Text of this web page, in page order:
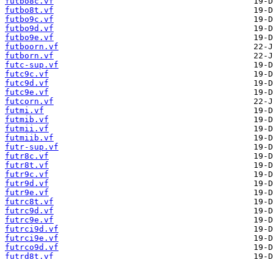
futbo8t.vf
futbo9c.vf
futbo9d.vf
futbo9e.vf
futboorn.vf
futborn.vf
futc-sup.vf
futc9c.vf
futc9d.vf
futc9e.vf
futcorn.vf
futmi.vf
futmib.vf
futmii.vf
futmiib.vf
futr-sup.vf
futr8c.vf
futr8t.vf
futr9c.vf
futr9d.vf
futr9e.vf
futrc8t.vf
futrc9d.vf
futrc9e.vf
futrci9d.vf
futrci9e.vf
futrco9d.vf
futrd8t.vf